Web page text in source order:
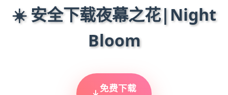
☀️ 安全下载夜幕之花|Night
Bloom
免费下载